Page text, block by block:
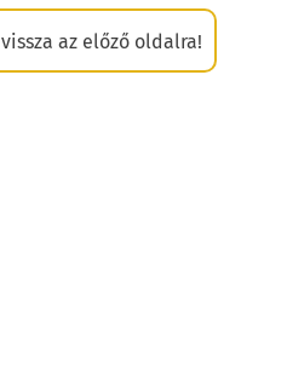
vissza az előző oldalra!